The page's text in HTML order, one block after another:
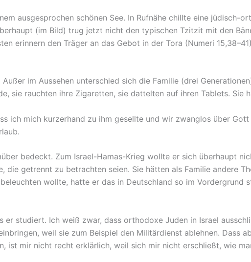
ausgesprochen schönen See. In Rufnähe chillte eine jüdisch-
(im Bild) trug jetzt nicht den typischen Tzitzit mit den
erinnern den Träger an das Gebot in der Tora (Numeri
im Aussehen unterschied sich die Familie (drei
sie rauchten ihre Zigaretten, sie dattelten auf ihren Tablets. Sie
ich mich kurzerhand zu ihm gesellte und wir zwanglos über
bedeckt. Zum Israel-Hamas-Krieg wollte er sich überhaupt
die getrennt zu betrachten seien. Sie hätten als Familie andere
wollte, hatte er das in Deutschland so im Vordergrund
er studiert. Ich weiß zwar, dass orthodoxe Juden in Israel
weil sie zum Beispiel den Militärdienst ablehnen. Dass
ist mir nicht recht erklärlich, weil sich mir nicht erschließt, wie